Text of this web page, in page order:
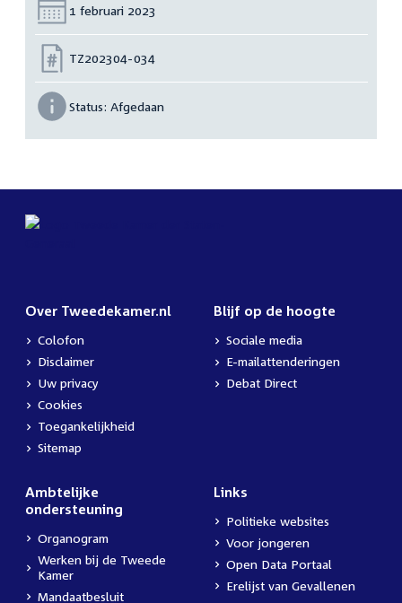
Datum:
1 februari 2023
Nummer:
TZ202304-034
Status: Afgedaan
Over Tweedekamer.nl
Colofon
Disclaimer
Uw privacy
Cookies
Toegankelijkheid
Sitemap
Blijf op de hoogte
Sociale media
E-mailattenderingen
Debat Direct
Ambtelijke
ondersteuning
Organogram
Werken bij de Tweede
Kamer
Mandaatbesluit
Links
Politieke websites
Voor jongeren
Open Data Portaal
Erelijst van Gevallenen